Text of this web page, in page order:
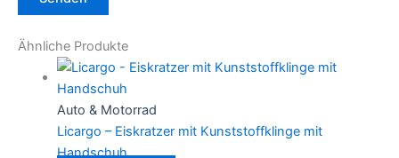
Ähnliche Produkte
Auto & Motorrad
Licargo – Eiskratzer mit Kunststoffklinge mit
Handschuh